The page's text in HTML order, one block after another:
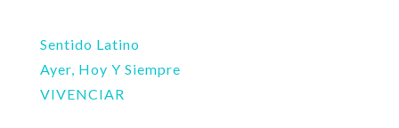
Sentido Latino
Ayer, Hoy Y Siempre
VIVENCIAR